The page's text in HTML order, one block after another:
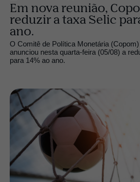
Em nova reunião,
reduzir a taxa Selic
ano.
O Comitê de Política Monetária
anunciou nesta quarta-feira (05/08) a
para 14% ao ano.